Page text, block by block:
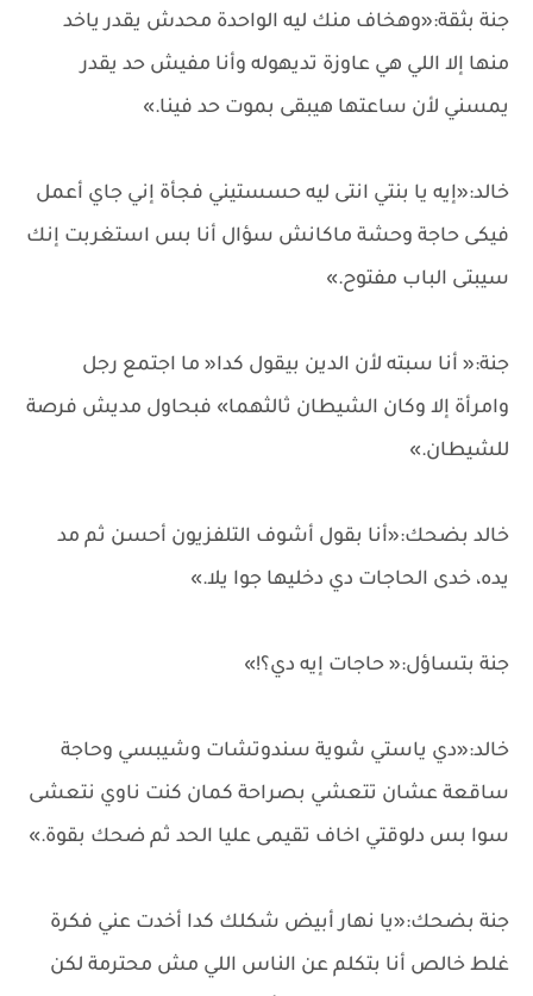
جنة بثقة:«وهخاف منك ليه الواحدة محدش يقدر ياخد
منها إلا اللي هي عاوزة تديهوله وأنا مفيش حد يقدر
يمسني لأن ساعتها هيبقى بموت حد فينا.»
خالد:«إيه يا بنتي انتى ليه حسستيني فجأة إني جاي أعمل
فيكى حاجة وحشة ماكانش سؤال أنا بس استغربت إنك
سيبتى الباب مفتوح.»
جنة:« أنا سبته لأن الدين بيقول كدا« ما اجتمع رجل
وامرأة إلا وكان الشيطان ثالثهما» فبحاول مديش فرصة
للشيطان.»
خالد بضحك:«أنا بقول أشوف التلفزيون أحسن ثم مد
يده، خدى الحاجات دي دخليها جوا يلا.»
جنة بتساؤل:« حاجات إيه دي؟!»
خالد:«دي ياستي شوية سندوتشات وشيبسي وحاجة
ساقعة عشان تتعشي بصراحة كمان كنت ناوي نتعشى
سوا بس دلوقتي اخاف تقيمى عليا الحد ثم ضحك بقوة.»
جنة بضحك:«يا نهار أبيض شكلك كدا أخدت عني فكرة
غلط خالص أنا بتكلم عن الناس اللي مش محترمة لكن